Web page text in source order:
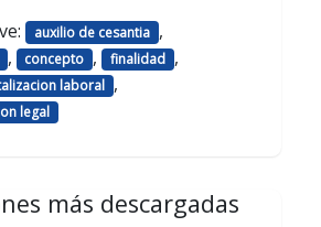
auxilio de cesantia ,
, concepto , finalidad ,
laboral ,
legal
más descargadas